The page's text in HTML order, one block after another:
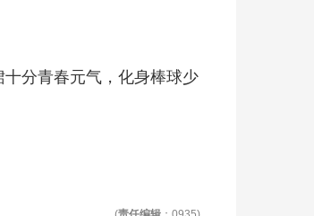
分青春元气，化身棒球少